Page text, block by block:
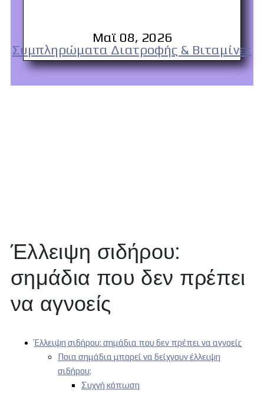
Μαϊ 08, 2026
Συμπληρώματα Διατροφής & Βιταμίνες
Έλλειψη σιδήρου:
σημάδια που δεν πρέπει
να αγνοείς
Έλλειψη σιδήρου: σημάδια που δεν πρέπει να αγνοείς
Ποια σημάδια μπορεί να δείχνουν έλλειψη
σιδήρου;
Συχνή κόπωση